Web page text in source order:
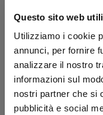
Questo sito web
Utilizziamo i cookie
annunci, per fornire
analizzare il nostro
informazioni sul
nostri partner che si
pubblicità e social
Stelo cilindro
sollevamento Ø
mm DLB 47